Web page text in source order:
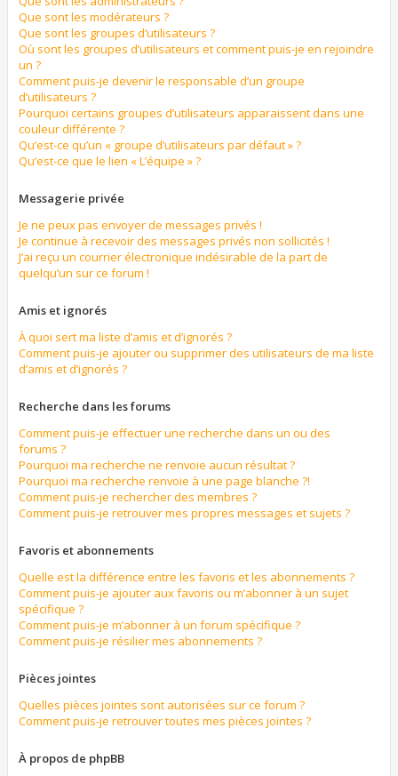
Que sont les modérateurs ?
Que sont les groupes d’utilisateurs ?
Où sont les groupes d’utilisateurs et comment puis-je en rejoindre
un ?
Comment puis-je devenir le responsable d’un groupe
d’utilisateurs ?
Pourquoi certains groupes d’utilisateurs apparaissent dans une
couleur différente ?
Qu’est-ce qu’un « groupe d’utilisateurs par défaut » ?
Qu’est-ce que le lien « L’équipe » ?
Messagerie privée
Je ne peux pas envoyer de messages privés !
Je continue à recevoir des messages privés non sollicités !
J’ai reçu un courrier électronique indésirable de la part de
quelqu’un sur ce forum !
Amis et ignorés
À quoi sert ma liste d’amis et d’ignorés ?
Comment puis-je ajouter ou supprimer des utilisateurs de ma liste
d’amis et d’ignorés ?
Recherche dans les forums
Comment puis-je effectuer une recherche dans un ou des
forums ?
Pourquoi ma recherche ne renvoie aucun résultat ?
Pourquoi ma recherche renvoie à une page blanche ?!
Comment puis-je rechercher des membres ?
Comment puis-je retrouver mes propres messages et sujets ?
Favoris et abonnements
Quelle est la différence entre les favoris et les abonnements ?
Comment puis-je ajouter aux favoris ou m’abonner à un sujet
spécifique ?
Comment puis-je m’abonner à un forum spécifique ?
Comment puis-je résilier mes abonnements ?
Pièces jointes
Quelles pièces jointes sont autorisées sur ce forum ?
Comment puis-je retrouver toutes mes pièces jointes ?
À propos de phpBB